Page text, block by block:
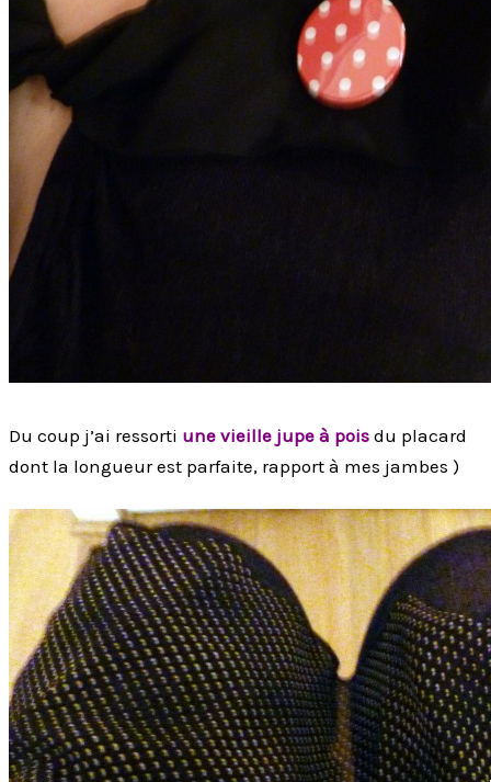
Du coup j’ai ressorti une vieille jupe à pois du placard
dont la longueur est parfaite, rapport à mes jambes )